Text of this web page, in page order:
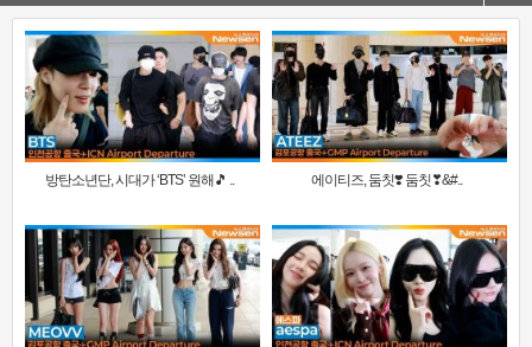
방탄소년단, 시대가 ‘BTS’ 원해🎵 .. 에이티즈, 둠칫❣️ 둠칫❣&#..